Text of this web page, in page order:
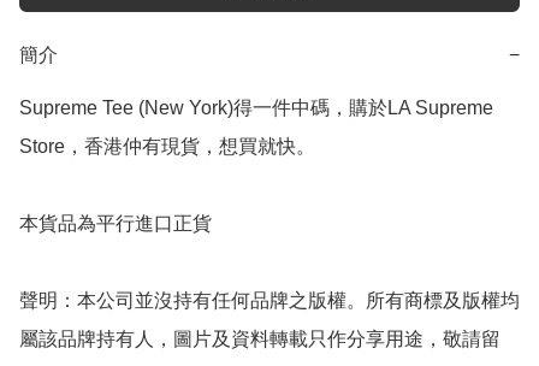
簡介 −
Supreme Tee (New York)得一件中碼，購於LA Supreme
Store，香港仲有現貨，想買就快。
本貨品為平行進口正貨
聲明：本公司並沒持有任何品牌之版權。所有商標及版權均
屬該品牌持有人，圖片及資料轉載只作分享用途，敬請留